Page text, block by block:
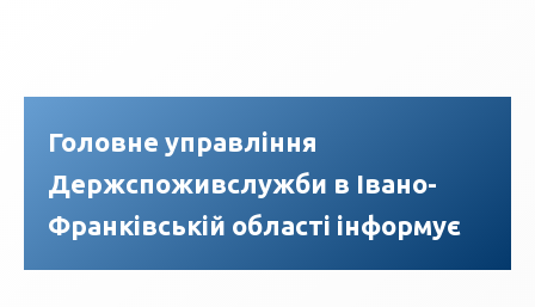
Головне управління
Держспоживслужби в Івано-
Франківській області інформує